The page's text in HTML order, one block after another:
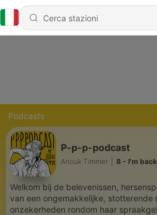
Podcasts
P-p-p-podcast
Anouk Timmer 8 - I'm
Welkom bij de belevenissen,
van een ongemakkelijke, stotterende
onzekerheden rondom haar